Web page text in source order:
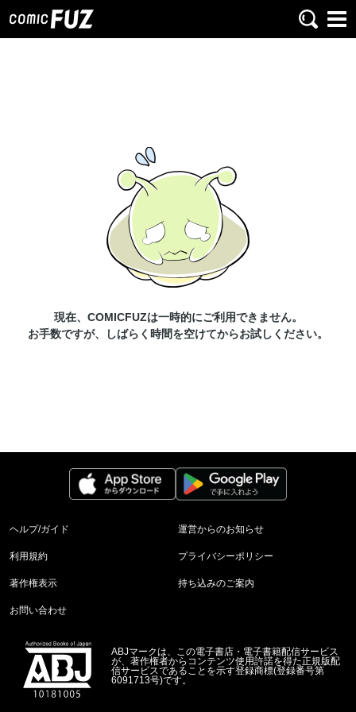
現在、COMICFUZは一時的にご利用できません。
お手数ですが、しばらく時間を空けてからお試しください。
ヘルプ/ガイド 運営からのお知らせ
利用規約 プライバシーポリシー
著作権表示 持ち込みのご案内
お問い合わせ
ABJマークは、この電子書店・電子書籍配信サービス
が、著作権者からコンテンツ使用許諾を得た正規版配
信サービスであることを示す登録商標(登録番号第
6091713号)です。